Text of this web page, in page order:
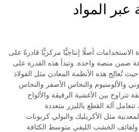
عبر المواد
الاستخدامات أصلًا إنتاجيًّا مركزيًّا قادرةً على
ضمن منصة واحدة. وتبدأ هذه القدرة على
تُعالِج هذه الأنظمة المعادن مثل الفولاذ
والألومنيوم والنحاس الأصفر والنحاس
تتراوح بين الأغشية الرقيقة والألواح
آلة القطع بالليزر متعددة
مثل الأكريليك والبولي كربونات
الخشب الليفي متوسط الكثافة